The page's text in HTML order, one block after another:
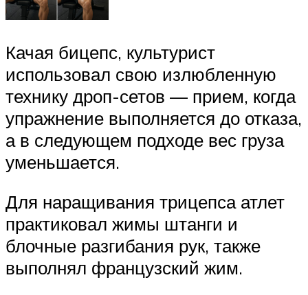
Качая бицепс, культурист
использовал свою излюбленную
технику дроп-сетов — прием, когда
упражнение выполняется до отказа,
а в следующем подходе вес груза
уменьшается.
Для наращивания трицепса атлет
практиковал жимы штанги и
блочные разгибания рук, также
выполнял французский жим.